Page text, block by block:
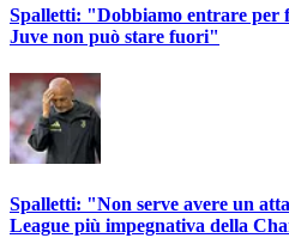
Spalletti: "Dobbiamo entrare per
Juve non può stare fuori"
Spalletti: "Non serve avere un
League più impegnativa della